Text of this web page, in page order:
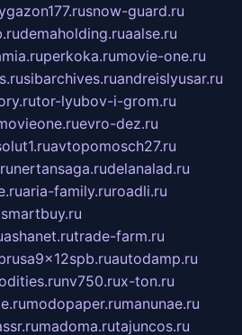
snow-guard.ru
demaholding.ruaalse.ru
perkoka.rumovie-one.ru
sibarchives.ruandreislyusar.ru
tor-lyubov-i-grom.ru
evro-dez.ru
avtopomosch27.ru
nertansaga.rudelanalad.ru
aria-family.ruroadli.ru
ashanet.rutrade-farm.ru
autodamp.ru
nv750.rux-ton.ru
modopaper.rumanunae.ru
madoma.rutajuncos.ru